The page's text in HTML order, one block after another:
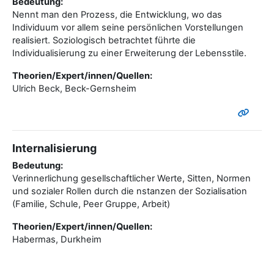
Nennt man den Prozess, die Entwicklung, wo das
Individuum vor allem seine persönlichen Vorstellungen
realisiert. Soziologisch betrachtet führte die
Individualisierung zu einer Erweiterung der Lebensstile.
Theorien/Expert/innen/Quellen:
Ulrich Beck, Beck-Gernsheim
Internalisierung
Bedeutung:
Verinnerlichung gesellschaftlicher Werte, Sitten, Normen
und sozialer Rollen durch die nstanzen der Sozialisation
(Familie, Schule, Peer Gruppe, Arbeit)
Theorien/Expert/innen/Quellen:
Habermas, Durkheim